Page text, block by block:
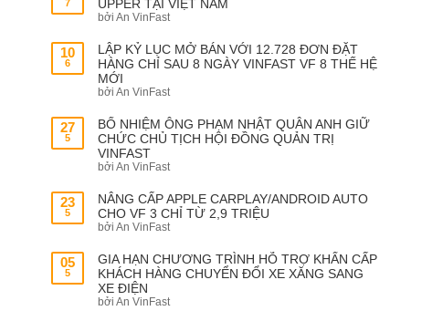
7
UPPER TẠI VIỆT NAM
bởi An VinFast
10
6
LẬP KỶ LỤC MỞ BÁN VỚI 12.728 ĐƠN ĐẶT
HÀNG CHỈ SAU 8 NGÀY VINFAST VF 8 THẾ HỆ
MỚI
bởi An VinFast
27
5
BỔ NHIỆM ÔNG PHẠM NHẬT QUÂN ANH GIỮ
CHỨC CHỦ TỊCH HỘI ĐỒNG QUẢN TRỊ
VINFAST
bởi An VinFast
23
5
NÂNG CẤP APPLE CARPLAY/ANDROID AUTO
CHO VF 3 CHỈ TỪ 2,9 TRIỆU
bởi An VinFast
05
5
GIA HẠN CHƯƠNG TRÌNH HỖ TRỢ KHẨN CẤP
KHÁCH HÀNG CHUYỂN ĐỔI XE XĂNG SANG
XE ĐIỆN
bởi An VinFast